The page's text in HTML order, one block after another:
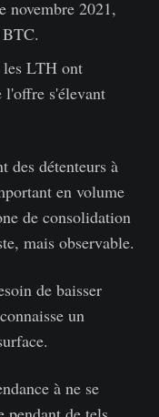
2021,
les LTH ont
l'offre s'élevant
des détenteurs à
en volume
de consolidation
mais observable.
de baisser
un
à ne se